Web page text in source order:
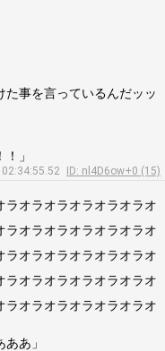
事を言っているんだッッ
」
ID: nl4D6ow+0 (15)
オラオラオラオラオラオ
オラオラオラオラオ
オラオラオラオラオ
オラオラオラオラオ
オラオラオラオラオ
あ」